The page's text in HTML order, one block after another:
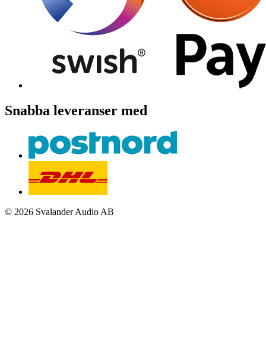
Snabba leveranser med
© 2026 Svalander Audio AB